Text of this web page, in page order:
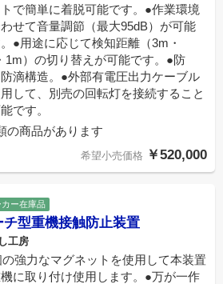
で簡単に着脱可能です。●作業環境
せて音量調節（最大95dB）が可能
●用途に応じて検知距離（3m・
1m）の切り替えが可能です。●防
滴構造。●外部有電圧出力ケーブル
して、別売の回転灯を接続すること
です。
の商品があります
希望小売価格 ￥520,000
カー在庫品
チ型重機接触防止装置
工房
の強力なマグネットを使用して本装置
に取り付け使用します。●万が一作